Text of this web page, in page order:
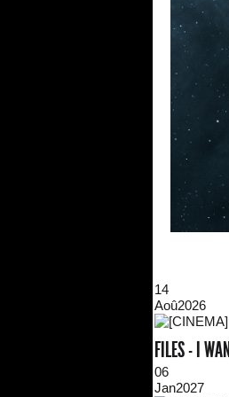
14
Aoû2026
FILES - I
06
Jan2027